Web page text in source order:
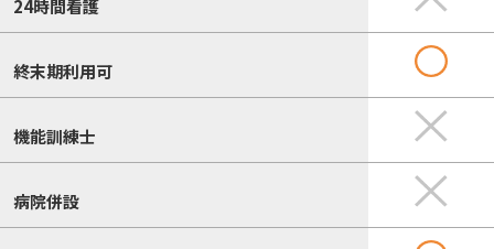
24時間看護
終末期利用可
機能訓練士
病院併設